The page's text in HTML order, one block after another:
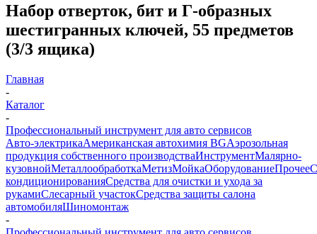
Набор отверток, бит и Г-образных
шестигранных ключей, 55 предметов
(3/3 ящика)
Главная
-
Каталог
-
Профессиональный инструмент для авто сервисов
Авто-электрикаАмериканская автохимия BGАэрозольная
продукция собственного производстваИнструментМалярно-
кузовнойМеталлообработкаМетизМойкаОборудованиеПрочее
кондиционированияСредства для очистки и ухода за
рукамиСлесарный участокСредства защиты салона
автомобиляШиномонтаж
-